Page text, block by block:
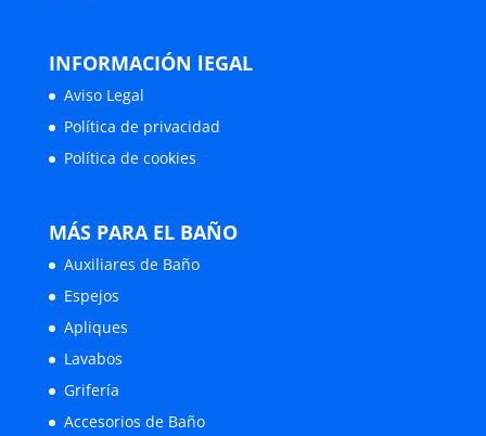
INFORMACIÓN lEGAL
Aviso Legal
Política de privacidad
Política de cookies
MÁS PARA EL BAÑO
Auxiliares de Baño
Espejos
Apliques
Lavabos
Grifería
Accesorios de Baño